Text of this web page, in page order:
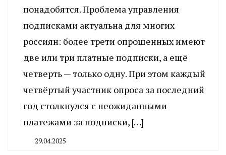
понадобятся. Проблема управления
подписками актуальна для многих
россиян: более трети опрошенных имеют
две или три платные подписки, а ещё
четверть — только одну. При этом каждый
четвёртый участник опроса за последний
год столкнулся с неожиданными
платежами за подписки, […]
29.04.2025